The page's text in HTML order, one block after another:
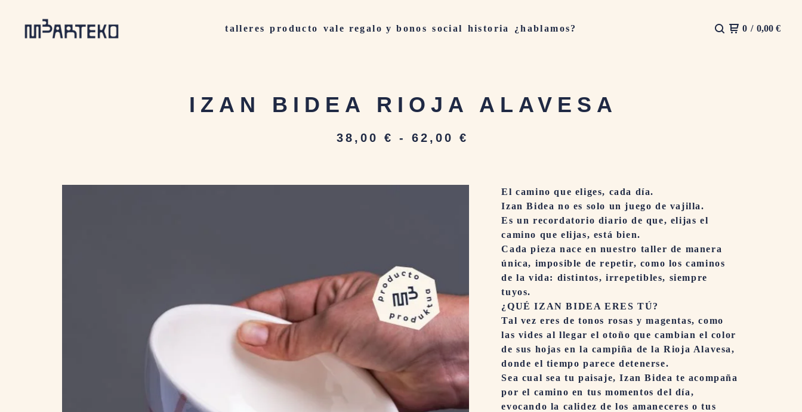
talleres producto vale regalo y bonos social historia ¿hablamos? 0 / 0,00 €
IZAN BIDEA RIOJA ALAVESA
38,00 € - 62,00 €
El camino que eliges, cada día.
Izan Bidea no es solo un juego de vajilla.
Es un recordatorio diario de que, elijas el
camino que elijas, está bien.
Cada pieza nace en nuestro taller de manera
única, imposible de repetir, como los caminos
de la vida: distintos, irrepetibles, siempre
tuyos.
¿QUÉ IZAN BIDEA ERES TÚ?
Tal vez eres de tonos rosas y magentas, como
las vides al llegar el otoño que cambian el color
de sus hojas en la campiña de la Rioja Alavesa,
donde el tiempo parece detenerse.
Sea cual sea tu paisaje, Izan Bidea te acompaña
por el camino en tus momentos del día,
evocando la calidez de los amaneceres o tus